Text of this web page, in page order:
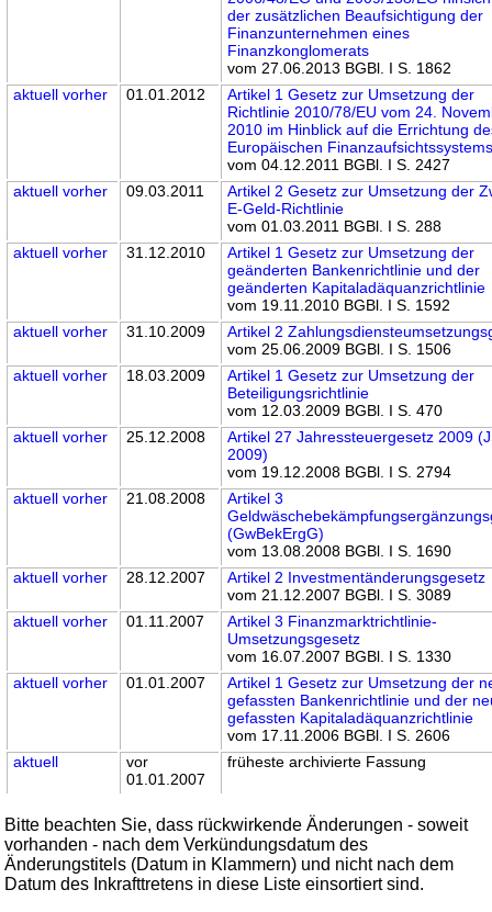
der zusätzlichen Beaufsichtigung der
Finanzunternehmen eines
Finanzkonglomerats
vom 27.06.2013 BGBl. I S. 1862
aktuell vorher 01.01.2012
Artikel 1 Gesetz zur Umsetzung der
Richtlinie 2010/78/EU vom 24.
2010 im Hinblick auf die Errichtung
Europäischen
vom 04.12.2011 BGBl. I S. 2427
aktuell vorher 09.03.2011
Artikel 2 Gesetz zur Umsetzung der
E-Geld-Richtlinie
vom 01.03.2011 BGBl. I S. 288
aktuell vorher 31.12.2010
Artikel 1 Gesetz zur Umsetzung der
geänderten Bankenrichtlinie und der
geänderten Kapitaladäquanzrichtlinie
vom 19.11.2010 BGBl. I S. 1592
aktuell vorher 31.10.2009
Artikel 2
vom 25.06.2009 BGBl. I S. 1506
aktuell vorher 18.03.2009
Artikel 1 Gesetz zur Umsetzung der
Beteiligungsrichtlinie
vom 12.03.2009 BGBl. I S. 470
aktuell vorher 25.12.2008
Artikel 27 Jahressteuergesetz 2009
2009)
vom 19.12.2008 BGBl. I S. 2794
aktuell vorher 21.08.2008
Artikel 3
(GwBekErgG)
vom 13.08.2008 BGBl. I S. 1690
aktuell vorher 28.12.2007
Artikel 2 Investmentänderungsgesetz
vom 21.12.2007 BGBl. I S. 3089
aktuell vorher 01.11.2007
Artikel 3 Finanzmarktrichtlinie-
Umsetzungsgesetz
vom 16.07.2007 BGBl. I S. 1330
aktuell vorher 01.01.2007
Artikel 1 Gesetz zur Umsetzung der
gefassten Bankenrichtlinie und der
gefassten Kapitaladäquanzrichtlinie
vom 17.11.2006 BGBl. I S. 2606
aktuell
vor
01.01.2007
früheste archivierte Fassung
Bitte beachten Sie, dass rückwirkende Änderungen - soweit
vorhanden - nach dem Verkündungsdatum des
Änderungstitels (Datum in Klammern) und nicht nach dem
Datum des Inkrafttretens in diese Liste einsortiert sind.